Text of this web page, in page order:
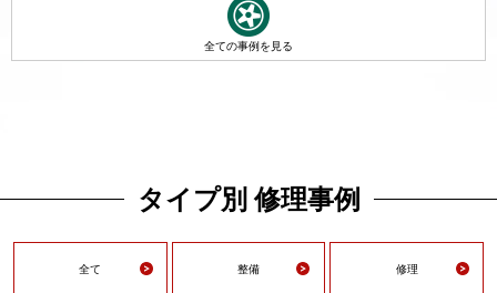
全ての事例を見る
タイプ別 修理事例
全て 整備 修理